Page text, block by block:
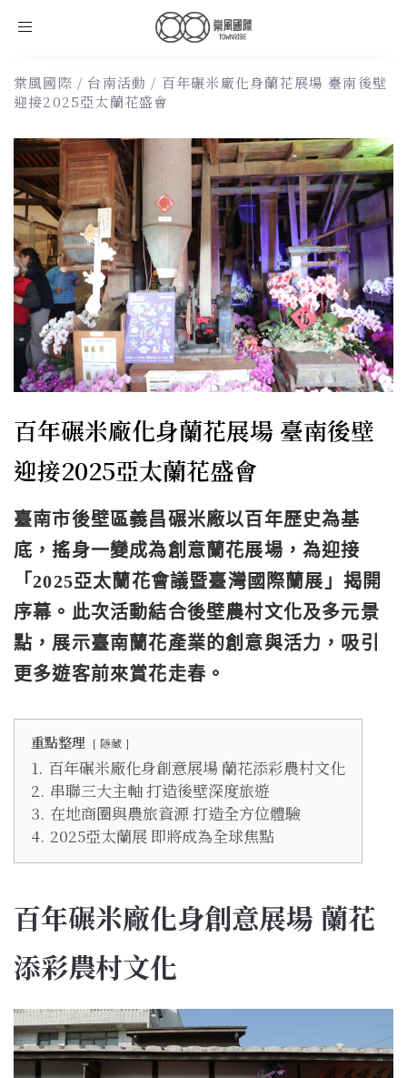
Toggle
棠風國際 / 台南活動 / 百年碾米廠化身蘭花展場 臺南後壁
迎接2025亞太蘭花盛會
百年碾米廠化身蘭花展場 臺南後壁
迎接2025亞太蘭花盛會
臺南市後壁區義昌碾米廠以百年歷史為基
底，搖身一變成為創意蘭花展場，為迎接
「2025亞太蘭花會議暨臺灣國際蘭展」揭開
序幕。此次活動結合後壁農村文化及多元景
點，展示臺南蘭花產業的創意與活力，吸引
更多遊客前來賞花走春。
重點整理 隱藏
1. 百年碾米廠化身創意展場 蘭花添彩農村文化
2. 串聯三大主軸 打造後壁深度旅遊
3. 在地商圈與農旅資源 打造全方位體驗
4. 2025亞太蘭展 即將成為全球焦點
百年碾米廠化身創意展場 蘭花
添彩農村文化